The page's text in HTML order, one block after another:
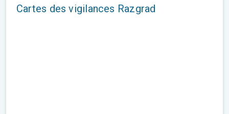
Cartes des vigilances Razgrad